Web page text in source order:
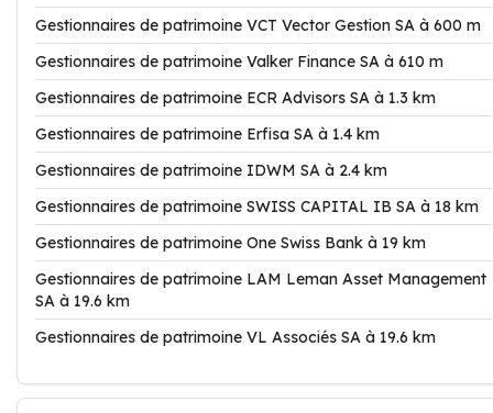
Gestionnaires de patrimoine VCT Vector Gestion SA à 600 m
Gestionnaires de patrimoine Valker Finance SA à 610 m
Gestionnaires de patrimoine ECR Advisors SA à 1.3 km
Gestionnaires de patrimoine Erfisa SA à 1.4 km
Gestionnaires de patrimoine IDWM SA à 2.4 km
Gestionnaires de patrimoine SWISS CAPITAL IB SA à 18 km
Gestionnaires de patrimoine One Swiss Bank à 19 km
Gestionnaires de patrimoine LAM Leman Asset Management
SA à 19.6 km
Gestionnaires de patrimoine VL Associés SA à 19.6 km